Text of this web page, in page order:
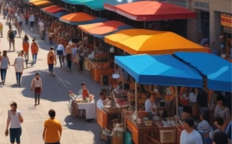
BRAZIL COLABORADORES
INTERNACIONAL NOTICIAS
El mandolinista brasileño Hamilton
de Holanda presenta el video
oficial de “Mono no Aware”, una
de las obras más emblemáticas de
su nuevo álbum “Nova”.